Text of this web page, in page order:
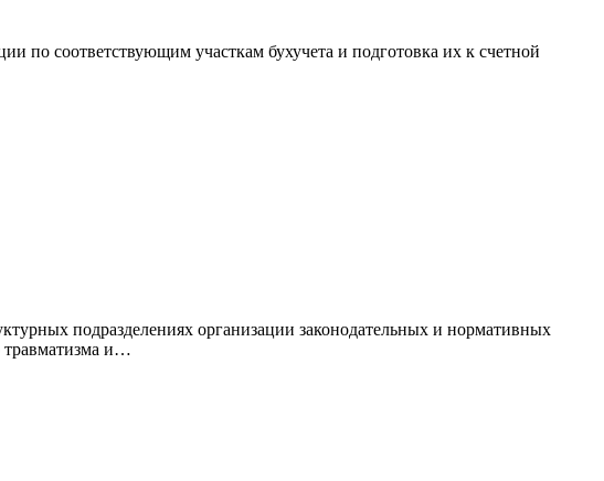
по соответствующим участкам бухучета и подготовка их к счетной
подразделениях организации законодательных и нормативных
травматизма и…